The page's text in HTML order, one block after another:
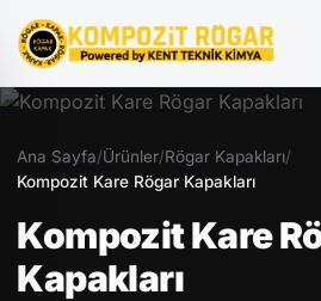
Ana Sayfa/Ürünler/Rögar Kapakları/
Kompozit Kare Rögar Kapakları
Kompozit Kare
Kapakları